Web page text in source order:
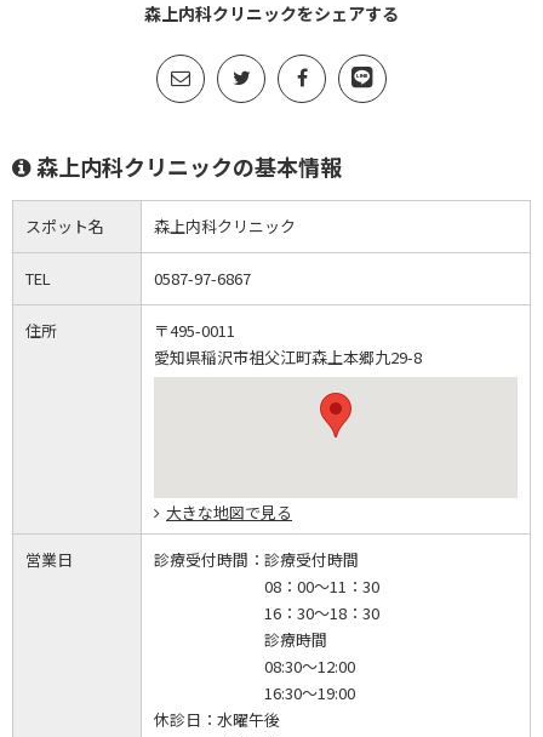
森上内科クリニックをシェアする
森上内科クリニックの基本情報
スポット名 森上内科クリニック
TEL 0587-97-6867
住所
〒495-0011
愛知県稲沢市祖父江町森上本郷九29-8
大きな地図で見る
営業日 診療受付時間： 診療受付時間
08：00～11：30
16：30～18：30
診療時間
08:30～12:00
16:30～19:00
休診日： 水曜午後